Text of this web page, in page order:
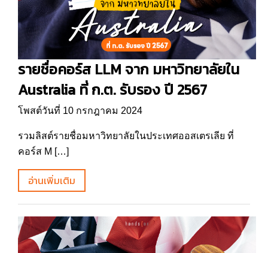
รายชื่อคอร์ส LLM จาก มหาวิทยาลัยใน
Australia ที่ ก.ต. รับรอง ปี 2567
โพสต์วันที่ 10 กรกฎาคม 2024
รวมลิสต์รายชื่อมหาวิทยาลัยในประเทศออสเตรเลีย ที่
คอร์ส M […]
อ่านเพิ่มเติม